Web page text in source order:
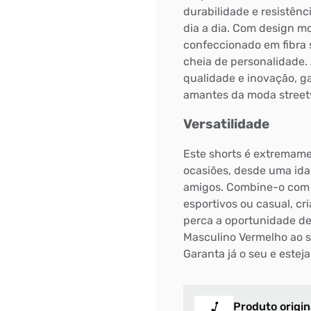
durabilidade e
dia a dia. Com design
confeccionado em fibra
cheia de
qualidade e inovação,
amantes da moda
Versatilidade
Este shorts é
ocasiões, desde uma
amigos. Combine-o
esportivos ou casual,
perca a oportunidade
Masculino Vermelho ao
Garanta já o seu e
Produto